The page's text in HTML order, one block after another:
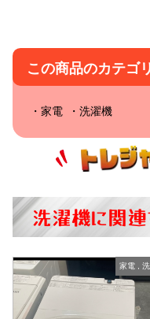
この商品のカテゴ
家電 洗濯機
洗濯機に関
家電,